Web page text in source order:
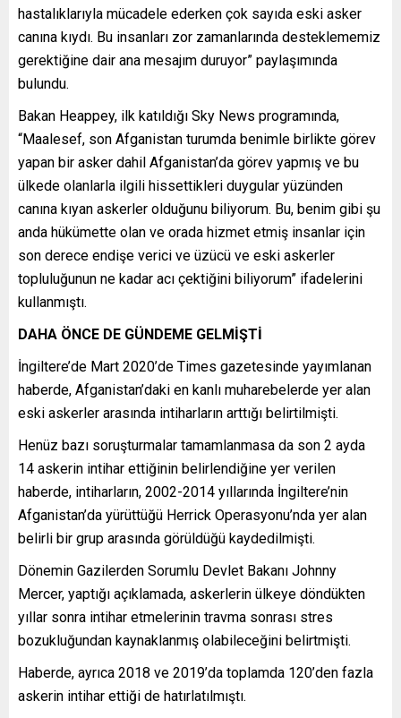
hastalıklarıyla mücadele ederken çok sayıda eski asker
canına kıydı. Bu insanları zor zamanlarında desteklememiz
gerektiğine dair ana mesajım duruyor” paylaşımında
bulundu.
Bakan Heappey, ilk katıldığı Sky News programında,
“Maalesef, son Afganistan turumda benimle birlikte görev
yapan bir asker dahil Afganistan’da görev yapmış ve bu
ülkede olanlarla ilgili hissettikleri duygular yüzünden
canına kıyan askerler olduğunu biliyorum. Bu, benim gibi şu
anda hükümette olan ve orada hizmet etmiş insanlar için
son derece endişe verici ve üzücü ve eski askerler
topluluğunun ne kadar acı çektiğini biliyorum” ifadelerini
kullanmıştı.
DAHA ÖNCE DE GÜNDEME GELMİŞTİ
İngiltere’de Mart 2020’de Times gazetesinde yayımlanan
haberde, Afganistan’daki en kanlı muharebelerde yer alan
eski askerler arasında intiharların arttığı belirtilmişti.
Henüz bazı soruşturmalar tamamlanmasa da son 2 ayda
14 askerin intihar ettiğinin belirlendiğine yer verilen
haberde, intiharların, 2002-2014 yıllarında İngiltere’nin
Afganistan’da yürüttüğü Herrick Operasyonu’nda yer alan
belirli bir grup arasında görüldüğü kaydedilmişti.
Dönemin Gazilerden Sorumlu Devlet Bakanı Johnny
Mercer, yaptığı açıklamada, askerlerin ülkeye döndükten
yıllar sonra intihar etmelerinin travma sonrası stres
bozukluğundan kaynaklanmış olabileceğini belirtmişti.
Haberde, ayrıca 2018 ve 2019’da toplamda 120’den fazla
askerin intihar ettiği de hatırlatılmıştı.